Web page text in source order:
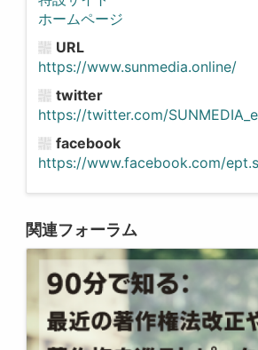
ホームページ
URL
https://www.sunmedia.online/
twitter
https://twitter.com/
facebook
https://www.facebook.com/
関連フォーラム